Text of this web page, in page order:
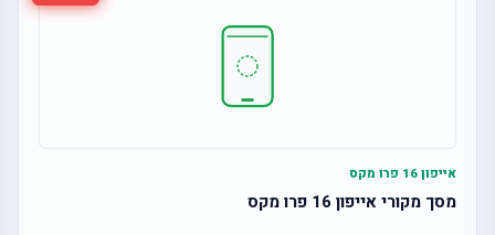
אייפון 16 פרו מקס
מסך מקורי אייפון 16 פרו מקס